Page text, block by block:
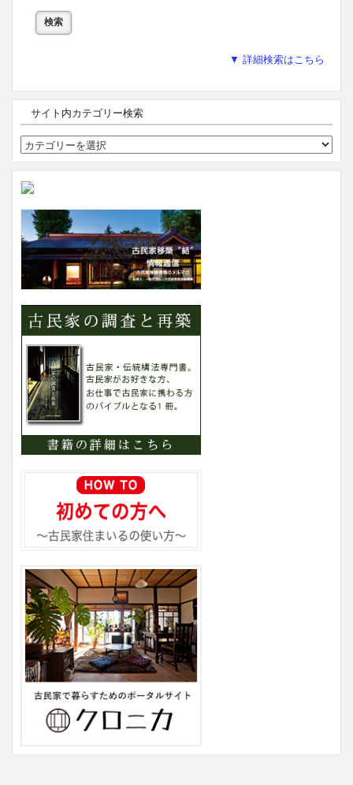
▼ 詳細検索はこちら
サイト内カテゴリー検索
サ
イ
ト
内
カ
テ
ゴ
リ
ー
検